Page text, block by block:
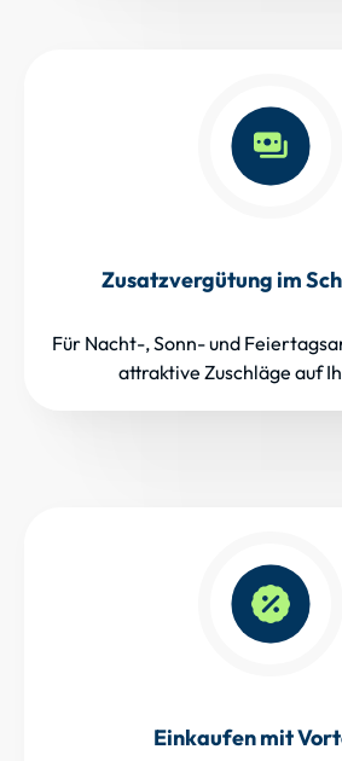
Zusatzvergütung im
Für Nacht-, Sonn- und
attraktive Zuschläge auf
Einkaufen mit